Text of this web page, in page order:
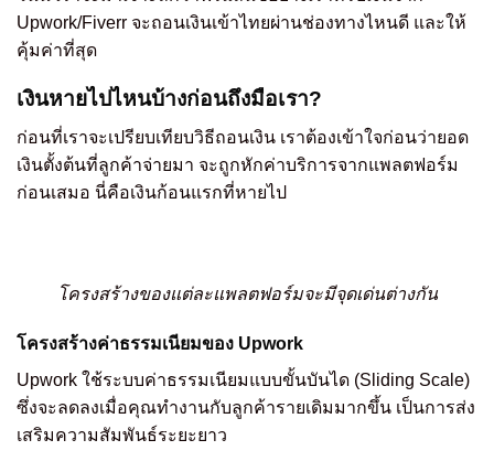
Upwork/Fiverr จะถอนเงินเข้าไทยผ่านช่องทางไหนดี และให้
คุ้มค่าที่สุด
เงินหายไปไหนบ้างก่อนถึงมือเรา?
ก่อนที่เราจะเปรียบเทียบวิธีถอนเงิน เราต้องเข้าใจก่อนว่ายอด
เงินตั้งต้นที่ลูกค้าจ่ายมา จะถูกหักค่าบริการจากแพลตฟอร์ม
ก่อนเสมอ นี่คือเงินก้อนแรกที่หายไป
โครงสร้างของแต่ละแพลตฟอร์มจะมีจุดเด่นต่างกัน
โครงสร้างค่าธรรมเนียมของ Upwork
Upwork ใช้ระบบค่าธรรมเนียมแบบขั้นบันได (Sliding Scale)
ซึ่งจะลดลงเมื่อคุณทำงานกับลูกค้ารายเดิมมากขึ้น เป็นการส่ง
เสริมความสัมพันธ์ระยะยาว